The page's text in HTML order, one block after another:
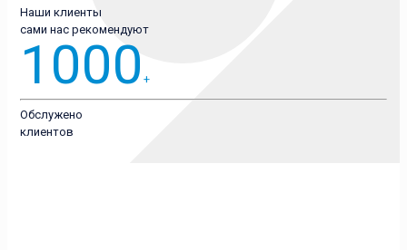
Наши клиенты
сами нас рекомендуют
1000 +
Обслужено
клиентов